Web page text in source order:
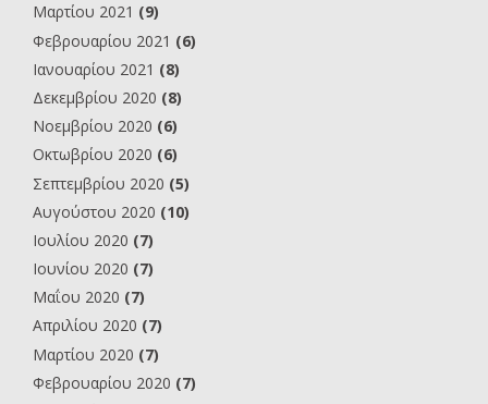
Μαρτίου 2021 (9)
Φεβρουαρίου 2021 (6)
Ιανουαρίου 2021 (8)
Δεκεμβρίου 2020 (8)
Νοεμβρίου 2020 (6)
Οκτωβρίου 2020 (6)
Σεπτεμβρίου 2020 (5)
Αυγούστου 2020 (10)
Ιουλίου 2020 (7)
Ιουνίου 2020 (7)
Μαΐου 2020 (7)
Απριλίου 2020 (7)
Μαρτίου 2020 (7)
Φεβρουαρίου 2020 (7)